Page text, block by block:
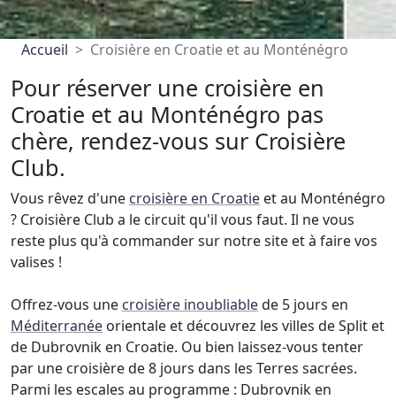
Accueil Croisière en Croatie et au Monténégro
Pour réserver une croisière en
Croatie et au Monténégro pas
chère, rendez-vous sur Croisière
Club.
Vous rêvez d'une croisière en Croatie et au Monténégro
? Croisière Club a le circuit qu'il vous faut. Il ne vous
reste plus qu'à commander sur notre site et à faire vos
valises !
Offrez-vous une croisière inoubliablede 5 jours en
Méditerranée orientale et découvrez les villes de Split et
de Dubrovnik en Croatie. Ou bien laissez-vous tenter
par une croisière de 8 jours dans les Terres sacrées.
Parmi les escales au programme : Dubrovnik en